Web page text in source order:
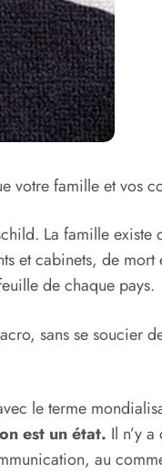
votre famille et vos
La famille existe
et cabinets, de
de chaque pays.
sans se soucier
le terme
est un état. Il n’y
au